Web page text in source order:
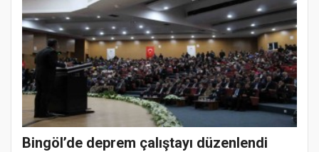
Bingöl’de deprem çalıştayı düzenlendi